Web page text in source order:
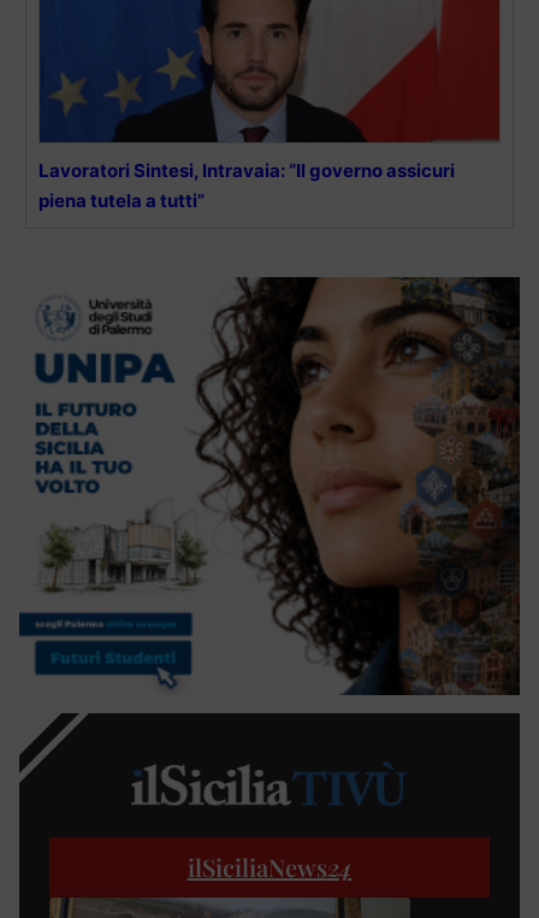
Lavoratori Sintesi, Intravaia: “Il governo assicuri
piena tutela a tutti”
ilSiciliaNews24